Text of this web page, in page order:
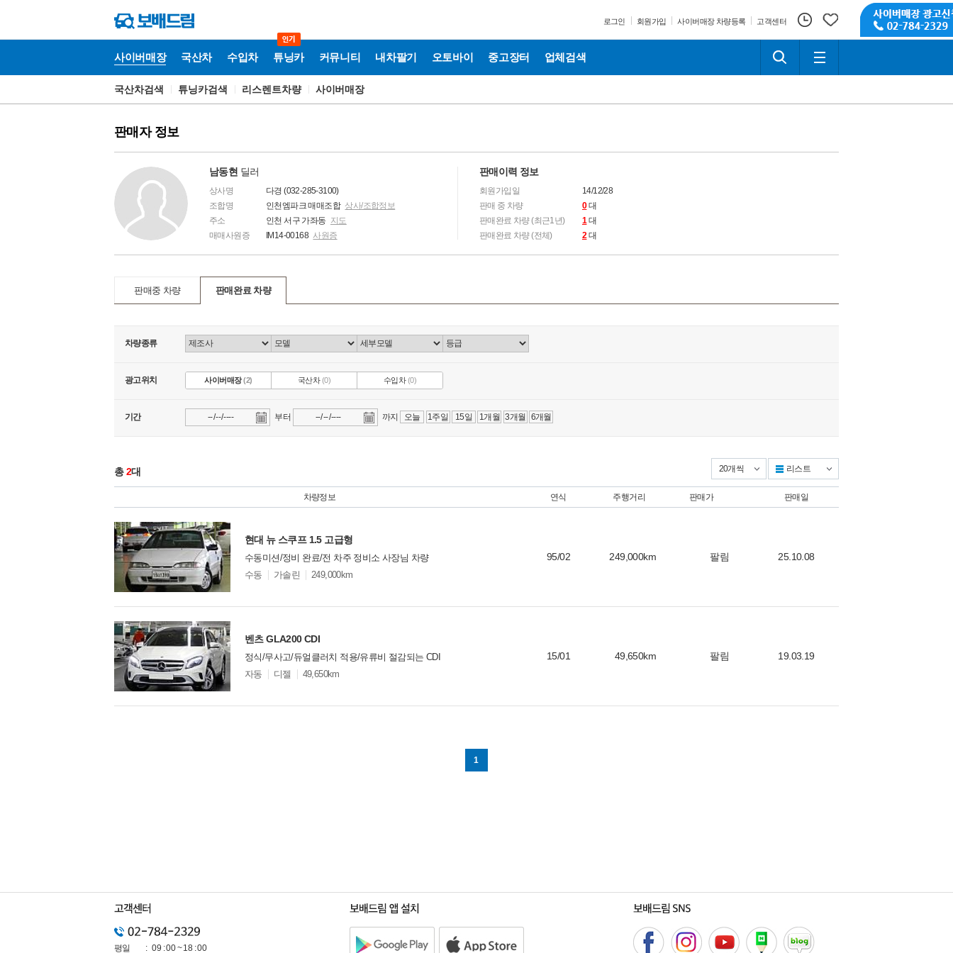
로그인 회원가입 사이버매장 차량등록 고객센터
사이버매장 국산차 수입차 튜닝카 커뮤니티 내차팔기 오토바이 중고장터 업체검색
국
국산차검색 튜닝카검색 리스렌트차량 사이버매장
판매자 정보
남동현 딜러
상사명
다경 (032-285-3100)
조합명
인천엠파크 매매조합 상사/조합정보
주소
인천 서구 가좌동 지도
매매사원증
IM14-00168 사원증
판매이력 정보
회원가입일
14/12/28
판매 중 차량
0대
판매완료 차량 (최근1년)
1대
판매완료 차량 (전체)
2대
판매중 차량 판매완료 차량
차량종류
광고위치 사이버매장(2) 국산차(0) 수입차(0)
기간 부터 까지 오늘 1주일 15일 1개월 3개월 6개월
총2대 리스트
앨범형
차량정보 연식 주행거리 판매가 판매일
현대 뉴 스쿠프 1.5 고급형
수동미션/정비 완료/전 차주 정비소 사장님 차량
모
션
수동 가솔린 249,000km
95/02 249,000km 팔림 25.10.08
벤츠 GLA200 CDI
정식/무사고/듀얼클러치 적용/유류비 절감되는 CDI
모
션
자동 디젤 49,650km
15/01 49,650km 팔림 19.03.19
1
평일 09 : 00 ~ 18 : 00